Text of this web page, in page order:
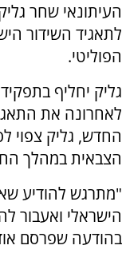
העיתונאי שחר
לתאגיד השידור
הפוליטי.
גליק יחליף
החדש, גליק צפוי
הצבאית במהלך
"מתרגש להודיע
בהודעה שפרסם